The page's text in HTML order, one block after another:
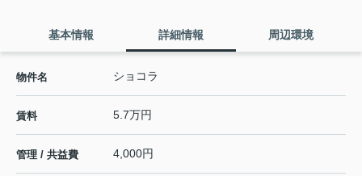
基本情報 詳細情報 周辺環境
物件名 ショコラ
賃料 5.7万円
管理 / 共益費 4,000円